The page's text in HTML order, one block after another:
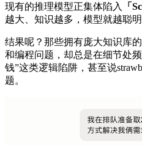
现有的推理模型正集体陷入 「
越大、知识越多，模型就越聪明
结果呢？那些拥有庞大知识库
和编程问题，却总是在细节处
钱”这类逻辑陷阱，甚至说
题。